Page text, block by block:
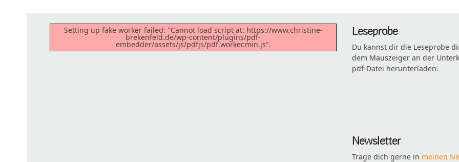
Setting up fake worker failed: "Cannot load script at: https://www.christine-
brekenfeld.de/wp-content/plugins/pdf-
embedder/assets/js/pdfjs/pdf.worker.min.js".
Leseprobe
Du kannst dir die Leseprobe
dem Mauszeiger an der
pdf-Datei herunterladen.
Newsletter
Trage dich gerne in meinen